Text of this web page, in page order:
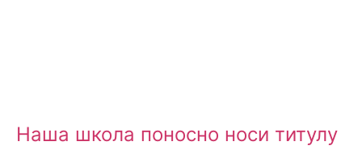
Наша школа поносно носи титулу